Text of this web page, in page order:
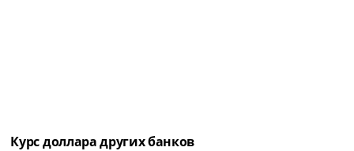
Курс доллара других банков